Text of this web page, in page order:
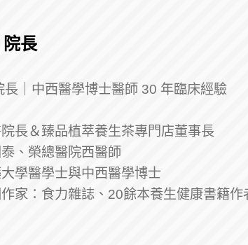
院長
長｜中西醫學博士醫師 30 年臨床經驗
長＆臻品植萃養生茶專門店董事長
、榮總醫院西醫師
學醫學士與中西醫學博士
家：食力雜誌、20餘本養生健康書籍作